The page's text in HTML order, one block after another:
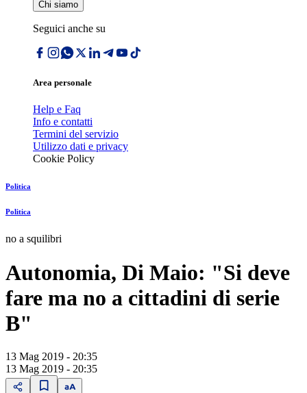
Chi siamo
Seguici anche su
Area personale
Help e Faq
Info e contatti
Termini del servizio
Utilizzo dati e privacy
Cookie Policy
Politica
Politica
no a squilibri
Autonomia, Di Maio: "Si deve
fare ma no a cittadini di serie
B"
13 Mag 2019 - 20:35
13 Mag 2019 - 20:35